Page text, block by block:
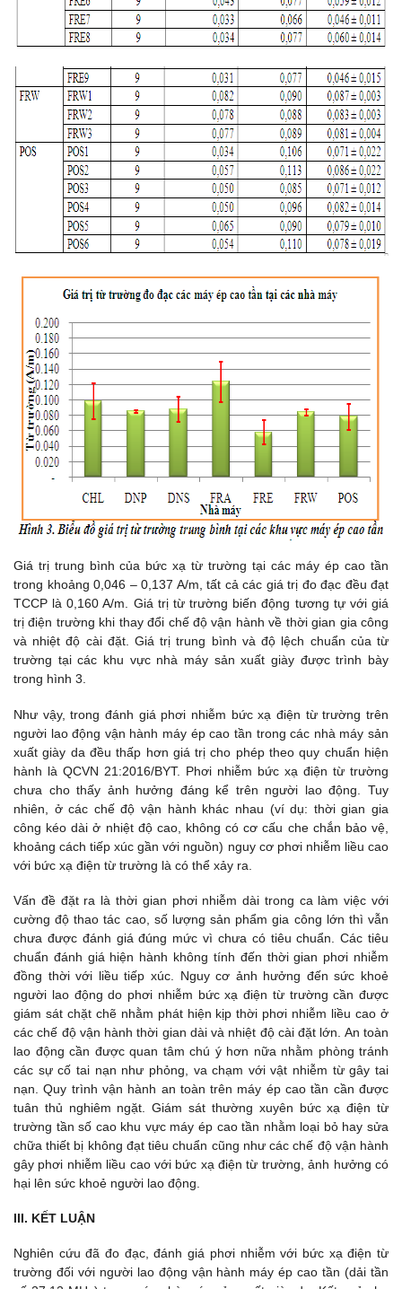
Giá trị trung bình của bức xạ từ trường tại các máy ép cao tần
trong khoảng 0,046 – 0,137 A/m, tất cả các giá trị đo đạc đều đạt
TCCP là 0,160 A/m. Giá trị từ trường biến động tương tự với giá
trị điện trường khi thay đổi chế độ vận hành về thời gian gia công
và nhiệt độ cài đặt. Giá trị trung bình và độ lệch chuẩn của từ
trường tại các khu vực nhà máy sản xuất giày được trình bày
trong hình 3.
Như vậy, trong đánh giá phơi nhiễm bức xạ điện từ trường trên
người lao động vận hành máy ép cao tần trong các nhà máy sản
xuất giày da đều thấp hơn giá trị cho phép theo quy chuẩn hiện
hành là QCVN 21:2016/BYT. Phơi nhiễm bức xạ điện từ trường
chưa cho thấy ảnh hưởng đáng kể trên người lao động. Tuy
nhiên, ở các chế độ vận hành khác nhau (ví dụ: thời gian gia
công kéo dài ở nhiệt độ cao, không có cơ cấu che chắn bảo vệ,
khoảng cách tiếp xúc gần với nguồn) nguy cơ phơi nhiễm liều cao
với bức xạ điện từ trường là có thể xảy ra.
Vấn đề đặt ra là thời gian phơi nhiễm dài trong ca làm việc với
cường độ thao tác cao, số lượng sản phẩm gia công lớn thì vẫn
chưa được đánh giá đúng mức vì chưa có tiêu chuẩn. Các tiêu
chuẩn đánh giá hiện hành không tính đến thời gian phơi nhiễm
đồng thời với liều tiếp xúc. Nguy cơ ảnh hưởng đến sức khoẻ
người lao động do phơi nhiễm bức xạ điện từ trường cần được
giám sát chặt chẽ nhằm phát hiện kịp thời phơi nhiễm liều cao ở
các chế độ vận hành thời gian dài và nhiệt độ cài đặt lớn. An toàn
lao động cần được quan tâm chú ý hơn nữa nhằm phòng tránh
các sự cố tai nạn như phỏng, va chạm với vật nhiễm từ gây tai
nạn. Quy trình vận hành an toàn trên máy ép cao tần cần được
tuân thủ nghiêm ngặt. Giám sát thường xuyên bức xạ điện từ
trường tần số cao khu vực máy ép cao tần nhằm loại bỏ hay sửa
chữa thiết bị không đạt tiêu chuẩn cũng như các chế độ vận hành
gây phơi nhiễm liều cao với bức xạ điện từ trường, ảnh hưởng có
hại lên sức khoẻ người lao động.
III. KẾT LUẬN
Nghiên cứu đã đo đạc, đánh giá phơi nhiễm với bức xạ điện từ
trường đối với người lao động vận hành máy ép cao tần (dải tần